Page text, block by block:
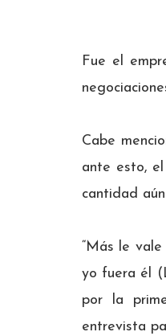
Fue el
Cabe
ante esto,
cantidad
“Más le
yo fuera él
por la
entrevista